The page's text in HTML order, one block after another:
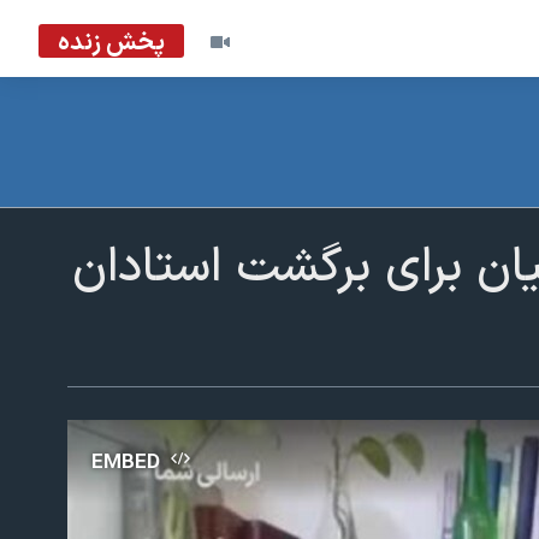
پخش زنده
برای برگشت استادان
EMBED